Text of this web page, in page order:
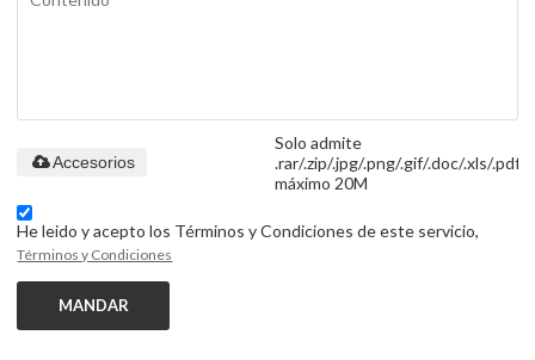
Solo admite
.rar/.zip/.jpg/.png/.gif/.doc/.xls/.pdf,
máximo 20M
Accesorios
He leido y acepto los Términos y Condiciones de este servicio,
Términos y Condiciones
MANDAR